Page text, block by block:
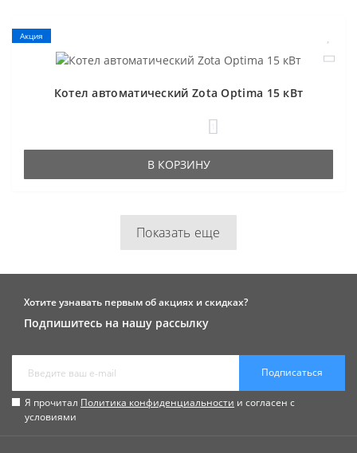
Акция
Котел автоматический Zota Optima 15 кВт
В КОРЗИНУ
Показать еще
Хотите узнавать первым об акциях и скидках?
Подпишитесь на нашу рассылку
Подписаться
Я прочитал Политика конфиденциальности и согласен с
условиями